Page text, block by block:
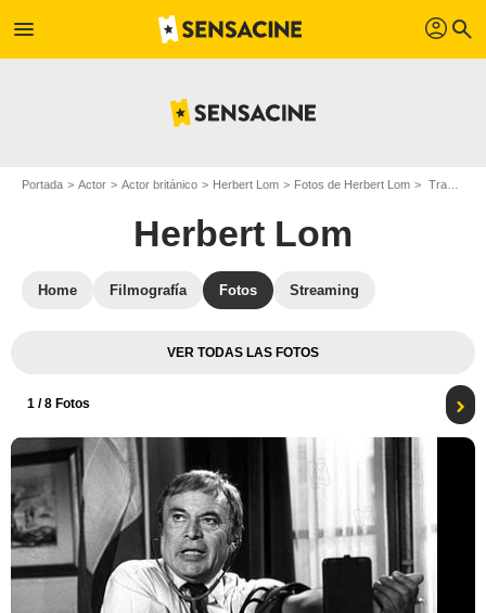
menu profil search
Portada Actor Actor británico Herbert Lom Fotos de Herbert Lom Tras la pista de la Pantera Rosa : Foto Herbert Lom, Blake Edwards
Herbert Lom
Home Filmografía Fotos Streaming
VER TODAS LAS FOTOS
1 / 8 Fotos